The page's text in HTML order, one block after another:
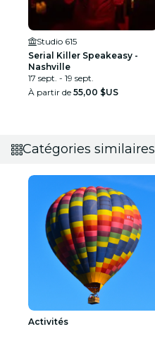
Studio 615
Serial Killer Speakeasy -
Nashville
17 sept. - 19 sept.
À partir de 55,00 $US
Catégories similaires
Activités